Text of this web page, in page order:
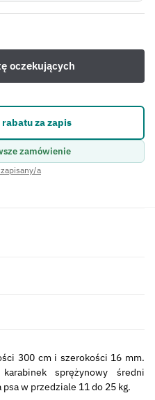
za zapis
zamówienie
a
300 cm i szerokości 16 mm.
sprężynowy średni
w przedziale 11 do 25 kg.